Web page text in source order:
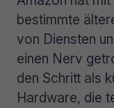
bestimmte
von Diensten
einen Nerv
den Schritt als
Hardware, die